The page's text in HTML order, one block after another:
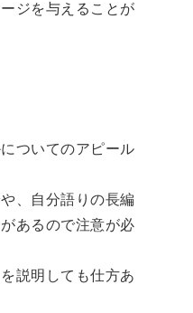
ジを与えることが
ついてのアピール
、自分語りの長編
あるので注意が必
説明しても仕方あ